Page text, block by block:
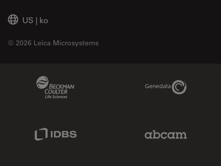
US | ko
© 2026 Leica Microsystems
Genedata Link